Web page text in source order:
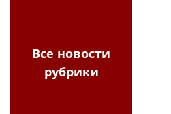
Все новости
рубрики